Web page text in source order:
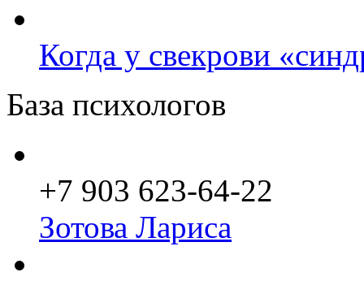
Когда у свекрови
База психологов
+7 903 623-64-22
Зотова Лариса